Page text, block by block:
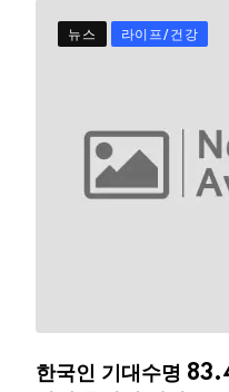
뉴스 라이프/건강
한국인 기대수명